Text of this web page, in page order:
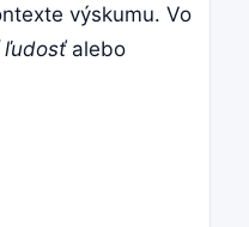
výskumu. Vo
ľudosť alebo